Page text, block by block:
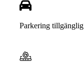
Parkering tillgänglig